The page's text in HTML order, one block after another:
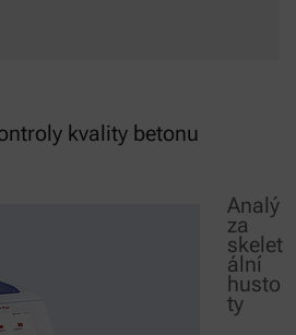
kvality betonu
Analý
za
skelet
ální
husto
ty